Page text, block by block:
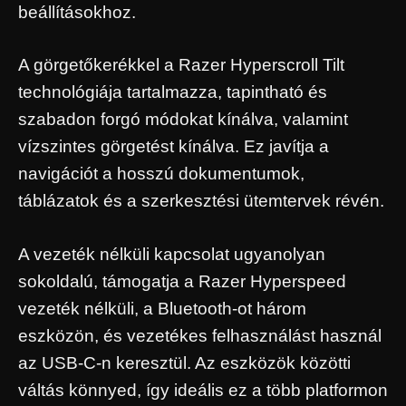
beállításokhoz.
A görgetőkerékkel a Razer Hyperscroll Tilt
technológiája tartalmazza, tapintható és
szabadon forgó módokat kínálva, valamint
vízszintes görgetést kínálva. Ez javítja a
navigációt a hosszú dokumentumok,
táblázatok és a szerkesztési ütemtervek révén.
A vezeték nélküli kapcsolat ugyanolyan
sokoldalú, támogatja a Razer Hyperspeed
vezeték nélküli, a Bluetooth-ot három
eszközön, és vezetékes felhasználást használ
az USB-C-n keresztül. Az eszközök közötti
váltás könnyed, így ideális ez a több platformon